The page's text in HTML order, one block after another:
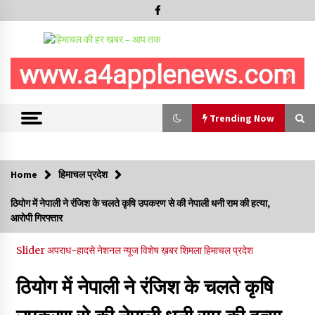
Trending Now
चंबा में बड़ा बस सड़क हादसा, 3 की मौत कई गंभीर घायल, बैरागढ़ से चंबा आ
रही थी निजी बस शर्मा कोच
08/08/2026
Home हिमाचल प्रदेश
ठियोग में नेपाली ने रंजिश के चलते कृषि उपकरण से की नेपाली धनी राम की हत्या,
आरोपी गिरफ्तार
Sliderअपराध-हादसेनेशनल न्यूजविशेष ख़बरशिमलाहिमाचल प्रदेश
ठियोग में नेपाली ने रंजिश के चलते कृषि